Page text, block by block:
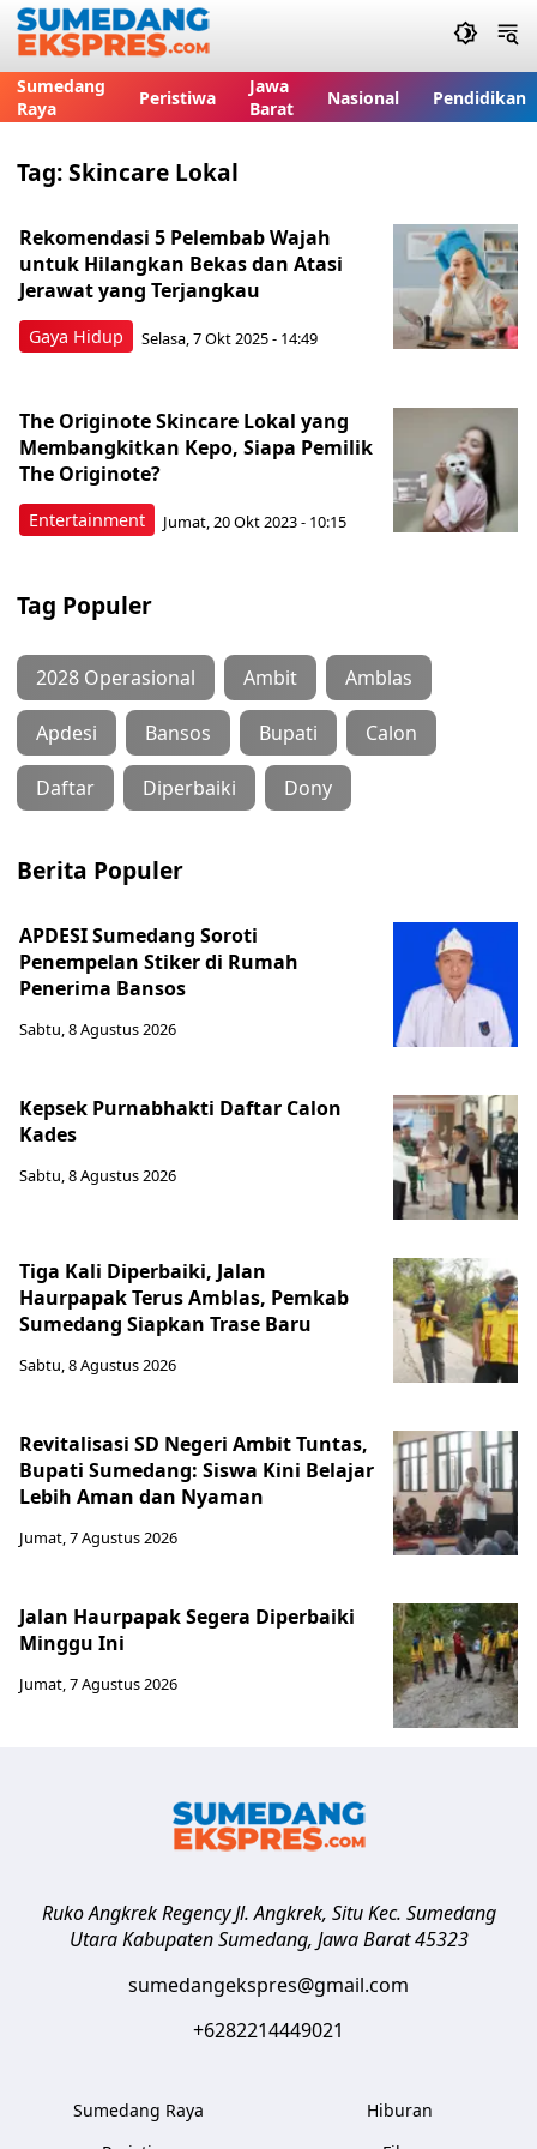
Sumedang
Raya
Peristiwa
Jawa
Barat
Nasional Pendidikan
Tag:Skincare Lokal
Gaya Hidup
Rekomendasi 5 Pelembab Wajah
untuk Hilangkan Bekas dan Atasi
Jerawat yang Terjangkau
Selasa, 7 Okt 2025 - 14:49
Entertainment
The Originote Skincare Lokal yang
Membangkitkan Kepo, Siapa Pemilik
The Originote?
Jumat, 20 Okt 2023 - 10:15
Tag Populer
2028 Operasional Ambit Amblas
Apdesi Bansos Bupati Calon
Daftar Diperbaiki Dony
Berita Populer
APDESI Sumedang Soroti
Penempelan Stiker di Rumah
Penerima Bansos
Sabtu, 8 Agustus 2026
Kepsek Purnabhakti Daftar Calon
Kades
Sabtu, 8 Agustus 2026
Tiga Kali Diperbaiki, Jalan
Haurpapak Terus Amblas, Pemkab
Sumedang Siapkan Trase Baru
Sabtu, 8 Agustus 2026
Revitalisasi SD Negeri Ambit Tuntas,
Bupati Sumedang: Siswa Kini Belajar
Lebih Aman dan Nyaman
Jumat, 7 Agustus 2026
Jalan Haurpapak Segera Diperbaiki
Minggu Ini
Jumat, 7 Agustus 2026
Ruko Angkrek Regency Jl. Angkrek, Situ Kec. Sumedang
Utara Kabupaten Sumedang, Jawa Barat 45323
sumedangekspres@gmail.com
+6282214449021
Sumedang Raya
Hiburan